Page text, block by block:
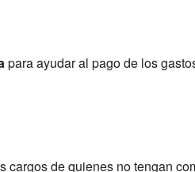
para ayudar al pago de los
cargos de quienes no tengan